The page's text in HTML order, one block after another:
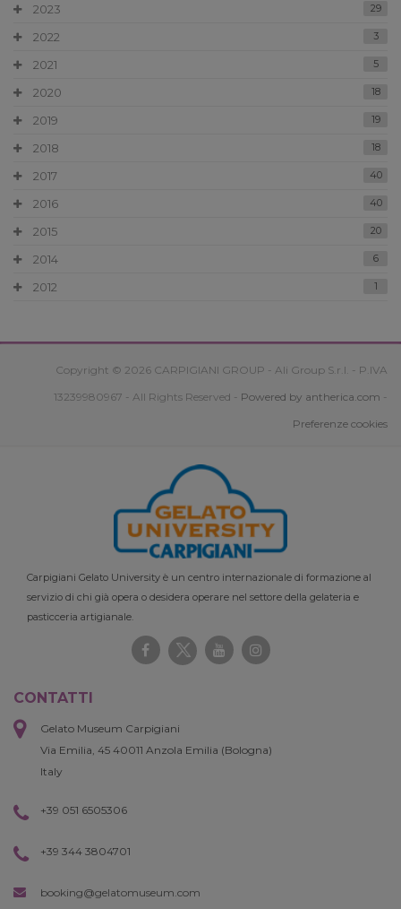
2023 29
2022 3
2021 5
2020 18
2019 19
2018 18
2017 40
2016 40
2015 20
2014 6
2012 1
Copyright © 2026 CARPIGIANI GROUP - Ali Group S.r.l. - P.IVA
13239980967 - All Rights Reserved - Powered by antherica.com -
Preferenze cookies
Carpigiani Gelato University è un centro internazionale di formazione al
servizio di chi già opera o desidera operare nel settore della gelateria e
pasticceria artigianale.
CONTATTI
Gelato Museum Carpigiani
Via Emilia, 45 40011 Anzola Emilia (Bologna)
Italy
+39 051 6505306
+39 344 3804701
booking@gelatomuseum.com